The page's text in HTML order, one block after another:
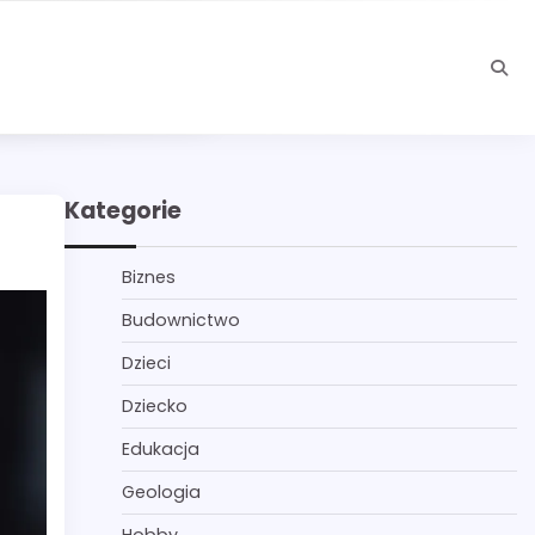
Kategorie
Biznes
Budownictwo
Dzieci
Dziecko
Edukacja
Geologia